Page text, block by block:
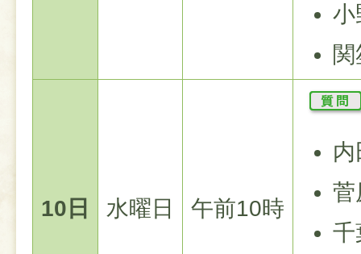
小
10日 水曜日 午前10時
菅
千